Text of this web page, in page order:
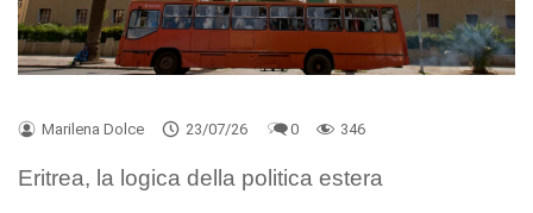
Marilena Dolce 23/07/26 0 346
Eritrea, la logica della politica estera